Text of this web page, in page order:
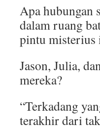
Apa hubungan
dalam ruang
pintu misterius
Jason, Julia,
mereka?
“Terkadang
terakhir dari